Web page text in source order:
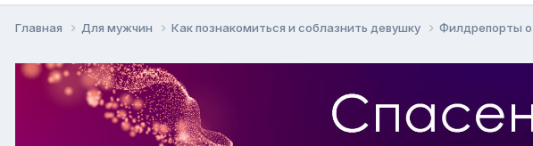
Главная Для мужчин Как познакомиться и соблазнить девушку Филдрепорты о